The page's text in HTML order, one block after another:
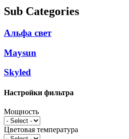
Sub Categories
Альфа свет
Maysun
Skyled
Настройки фильтра
Мощность
Цветовая температура